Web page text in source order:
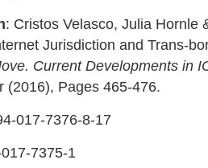
: Cristos Velasco, Julia Hornle
Jurisdiction and Trans-
Current Developments in
(2016), Pages 465-476.
017-7376-8-17
7375-1